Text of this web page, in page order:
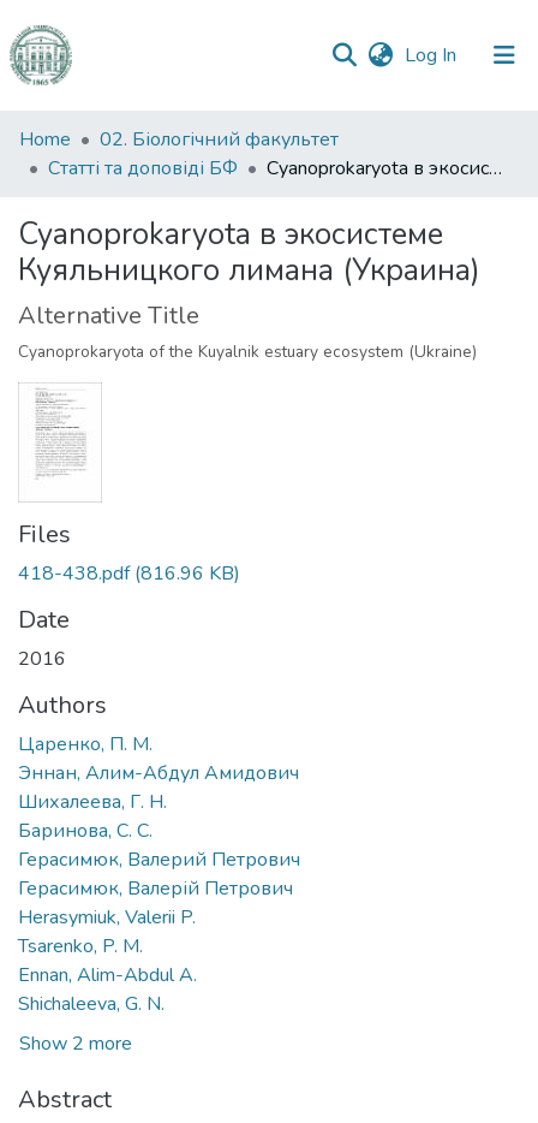
Log In (current)
Communities
&
All of DSpace
Statistics
Home
02. Біологічний факультет
Статті та доповіді БФ
Cyanoprokaryota в экосистеме Куяльницкого лимана (Украина)
Cyanoprokaryota в экосистеме
Куяльницкого лимана (Украина)
Alternative Title
Cyanoprokaryota of the Kuyalnik estuary ecosystem (Ukraine)
Files
418-438.pdf(816.96 KB)
Date
2016
Authors
Царенко, П. М.
Эннан, Алим-Абдул Амидович
Шихалеева, Г. Н.
Баринова, С. С.
Герасимюк, Валерий Петрович
Герасимюк, Валерій Петрович
Herasymiuk, Valerii P.
Tsarenko, P. M.
Ennan, Alim-Abdul A.
Shichaleeva, G. N.
Show 2 more
Abstract